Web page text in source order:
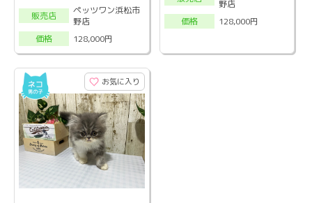
販売店
ペッツワン浜松市
野店
価格
128,000円
野店
価格
128,000円
お気に入り